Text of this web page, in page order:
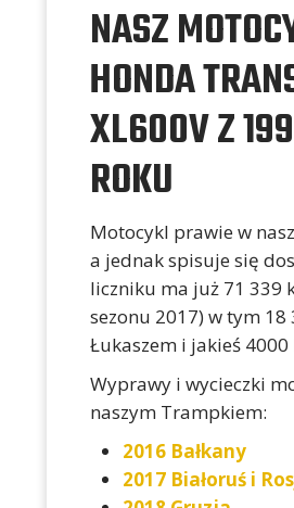
NASZ
HONDA
XL600V Z
ROKU
Motocykl prawie w
a jednak spisuje się
liczniku ma już 71 339
sezonu 2017) w tym 18
Łukaszem i jakieś 4000
Wyprawy i wycieczki
naszym Trampkiem:
2016 Bałkany
2017 Białoruś i